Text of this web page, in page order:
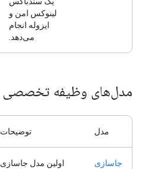
لینوکس امن و
ایزوله انجام
می‌دهد.
مدل‌های وظیفه تخصصی
مدل توضیحات
جاسازی
اولین مدل جاسازی